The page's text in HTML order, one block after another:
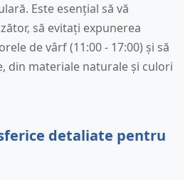
Este esențial să vă
să evitați expunerea
de vârf (11:00 - 17:00) și să
din materiale naturale și culori
detaliate pentru